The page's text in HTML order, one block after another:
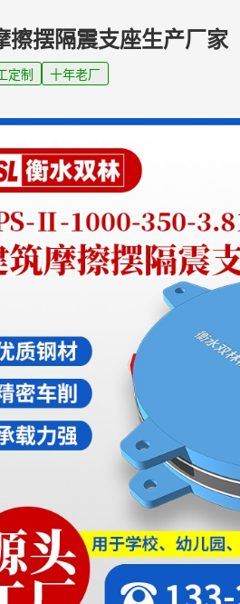
擦摆隔震支座生产厂家
定制 十年老厂